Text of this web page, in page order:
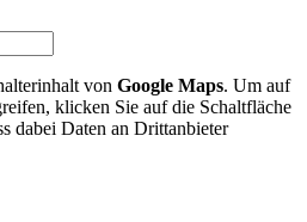
von Google Maps. Um auf
klicken Sie auf die Schaltfläche
dabei Daten an Drittanbieter